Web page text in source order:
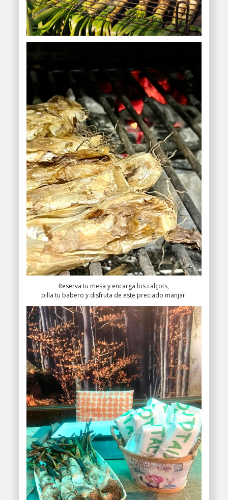
Reserva tu mesa y encarga los calçots,
pilla tu babero y disfruta de este preciado manjar.